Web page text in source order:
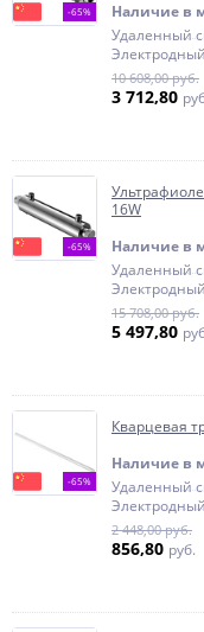
-65%
Наличие в
Удаленный
10 608,00 руб.
3 712,80
-65%
16W
Наличие в
Удаленный
15 708,00 руб.
5 497,80
-65%
Кварцевая
Наличие в
Удаленный
2 448,00 руб.
856,80 руб.